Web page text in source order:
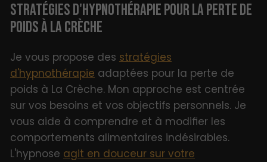
STRATÉGIES D'HYPNOTHÉRAPIE POUR LA PERTE DE
POIDS À LA CRÈCHE
Je vous propose des stratégies
d'hypnothérapie adaptées pour la perte de
poids à La Crèche. Mon approche est centrée
sur vos besoins et vos objectifs personnels. Je
vous aide à comprendre et à modifier les
comportements alimentaires indésirables.
L'hypnose agit en douceur sur votre